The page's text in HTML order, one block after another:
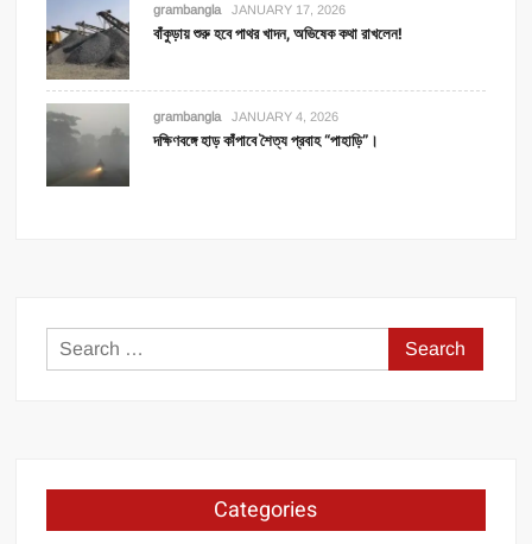
grambangla JANUARY 17, 2026
বাঁকুড়ায় শুরু হবে পাথর খাদন, অভিষেক কথা রাখলেন!
grambangla JANUARY 4, 2026
দক্ষিণবঙ্গে হাড় কাঁপাবে শৈত্য প্রবাহ “পাহাড়ি”।
Search
for:
Categories